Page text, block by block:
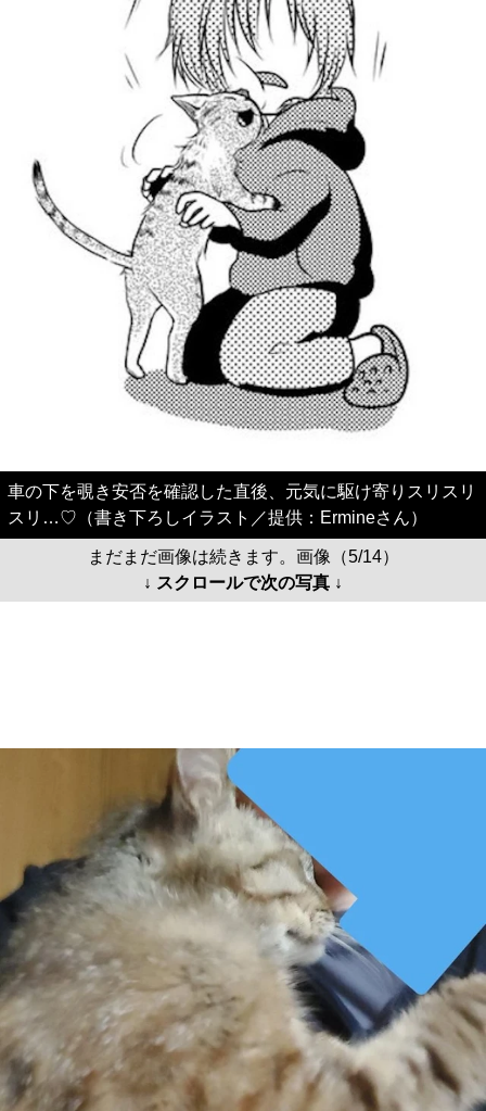
車の下を覗き安否を確認した直後、元気に駆け寄りスリスリ
スリ…♡（書き下ろしイラスト／提供：Ermineさん）
まだまだ画像は続きます。画像（5/14）
↓ スクロールで次の写真 ↓